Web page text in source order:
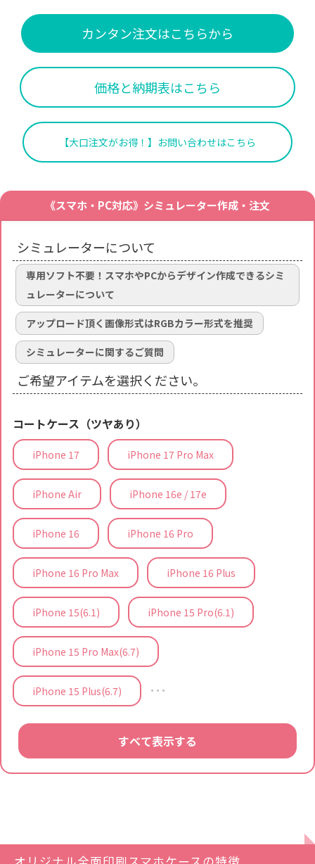
カンタン注文はこちらから
価格と納期表はこちら
【大口注文がお得！】お問い合わせはこちら
《スマホ・PC対応》シミュレーター作成・注文
シミュレーターについて
専用ソフト不要！スマホやPCからデザイン作成できるシミ
ュレーターについて
アップロード頂く画像形式はRGBカラー形式を推奨
シミュレーターに関するご質問
ご希望アイテムを選択ください。
コートケース（ツヤあり）
iPhone 17 iPhone 17 Pro Max
iPhone Air iPhone 16e / 17e
iPhone 16 iPhone 16 Pro
iPhone 16 Pro Max iPhone 16 Plus
iPhone 15(6.1) iPhone 15 Pro(6.1)
iPhone 15 Pro Max(6.7)
iPhone 15 Plus(6.7) …
すべて表示する